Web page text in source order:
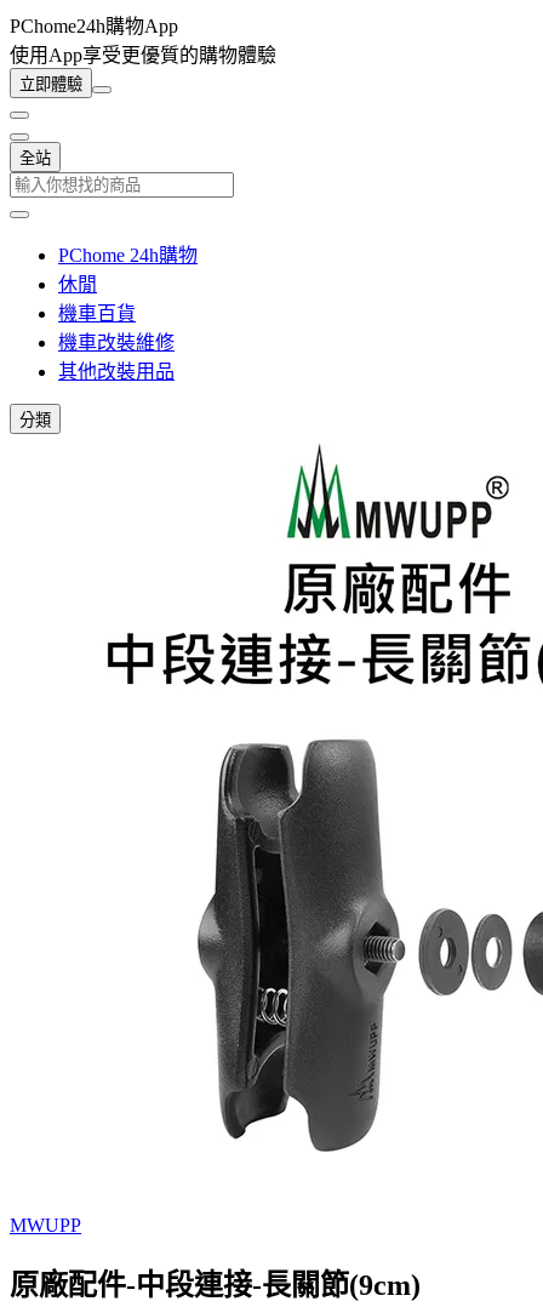
PChome24h購物App
使用App享受更優質的購物體驗
立即體驗
全站
PChome 24h購物
休閒
機車百貨
機車改裝維修
其他改裝用品
分類
MWUPP
原廠配件-中段連接-長關節(9cm)